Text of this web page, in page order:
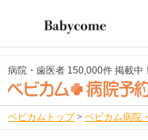
病院・歯医者 150,000件 掲載中！
ベビカムトップ > ベビカム病院